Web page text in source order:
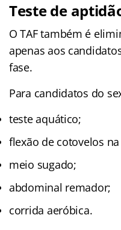
Teste de
O TAF também é
apenas aos
fase.
Para candidatos do
teste aquático;
flexão de cotovelos
meio sugado;
abdominal remador;
corrida aeróbica.